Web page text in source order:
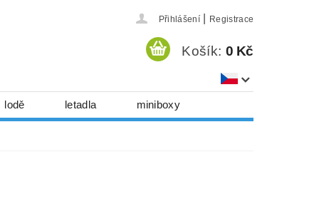
Přihlášení Registrace
Košík: 0 Kč
lodě letadla miniboxy